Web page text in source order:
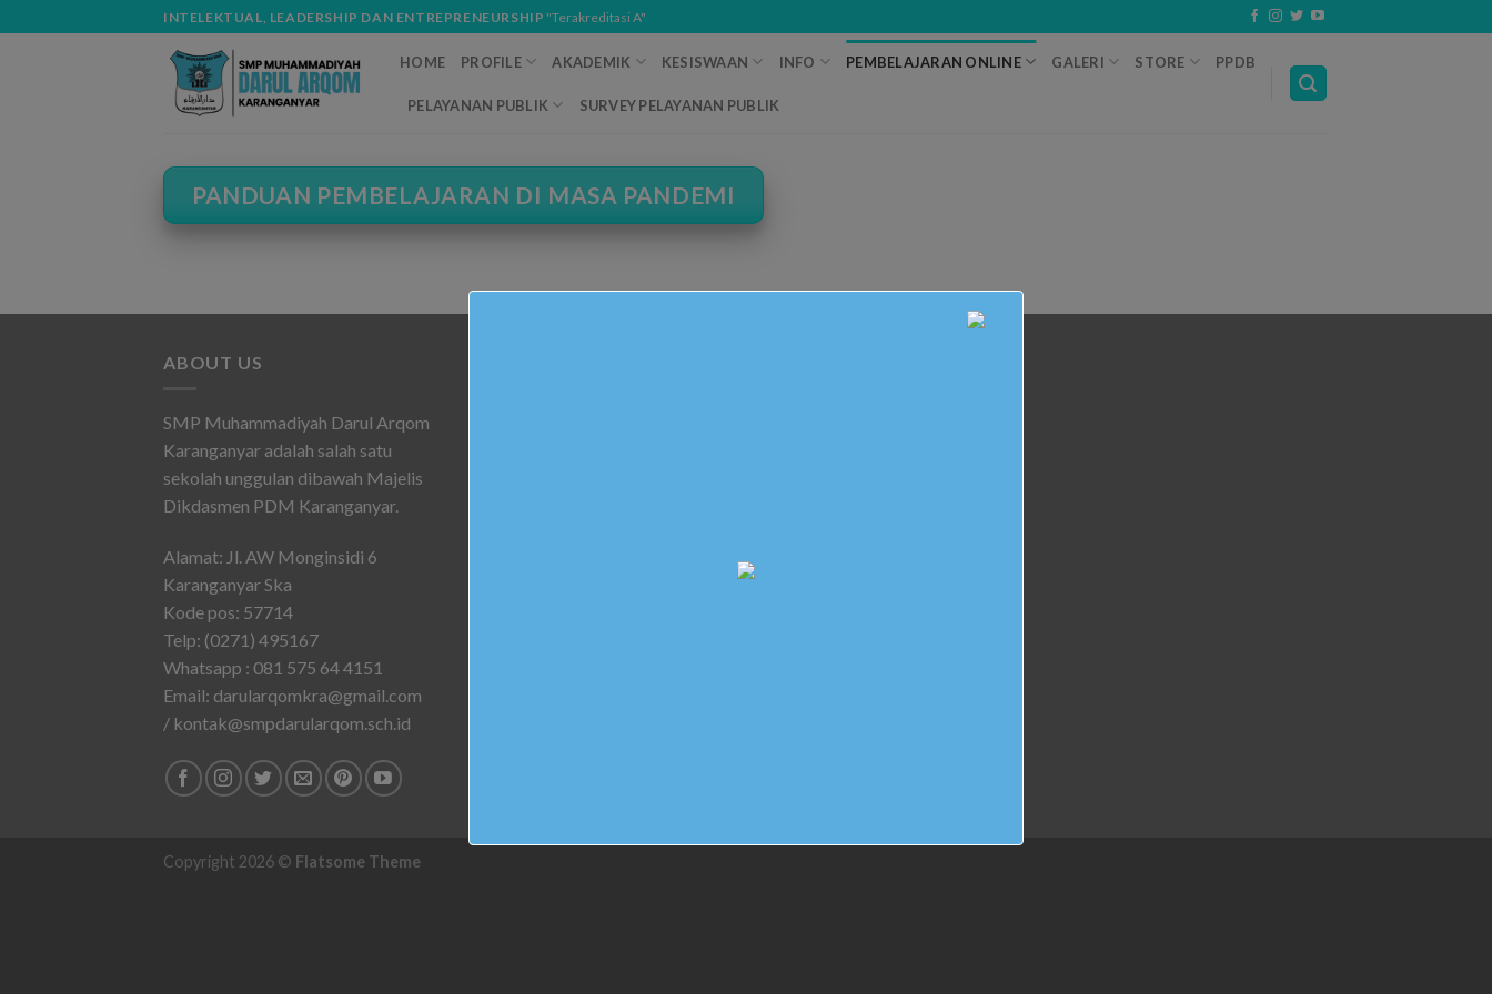
to
INTELEKTUAL, LEADERSHIP DAN ENTREPRENEURSHIP "Terakreditasi A"
HOME PROFILE AKADEMIK KESISWAAN INFO PEMBELAJARAN ONLINE GALERI STORE PPDB
PELAYANAN PUBLIK SURVEY PELAYANAN PUBLIK
PANDUAN PEMBELAJARAN DI MASA PANDEMI
ABOUT US
SMP Muhammadiyah Darul Arqom
Karanganyar adalah salah satu
sekolah unggulan dibawah Majelis
Dikdasmen PDM Karanganyar.
Alamat: Jl. AW Monginsidi 6
Karanganyar Ska
Kode pos: 57714
Telp: (0271) 495167
Whatsapp : 081 575 64 4151
Email: darularqomkra@gmail.com
/ kontak@smpdarularqom.sch.id
Copyright 2026 © Flatsome Theme